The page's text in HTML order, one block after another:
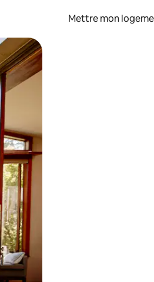
Mettre mon
glisser.